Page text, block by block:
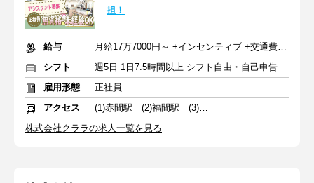
担！
給与
月給17万7000円～ +インセンティブ +交通費全額支給
シフト
週5日 1日7.5時間以上 シフト自由・自己申告
雇用形態
正社員
アクセス
(1)赤間駅 (2)福間駅 (3)春日原駅
株式会社クララの求人一覧を見る